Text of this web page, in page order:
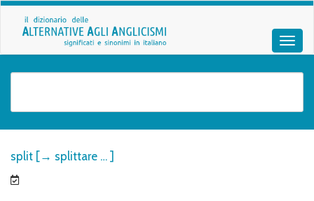
split [→ splittare … ]